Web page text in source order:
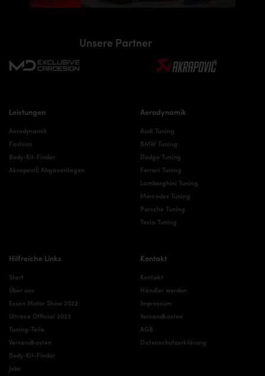
Unsere Partner
Leistungen
Aerodynamik
Fashion
Body-Kit-Finder
Akrapovič Abgasanlagen
Aerodynamik
Audi Tuning
BMW Tuning
Dodge Tuning
Ferrari Tuning
Lamborghini Tuning
Mercedes Tuning
Porsche Tuning
Tesla Tuning
Hilfreiche Links
Start
Über uns
Essen Motor Show 2022
Ultrace Official 2023
Tuning-Teile
Versandkosten
Body-Kit-Finder
Jobs
Kontakt
Kontakt
Händler werden
Impressum
Versandkosten
AGB
Datenschutzerklärung